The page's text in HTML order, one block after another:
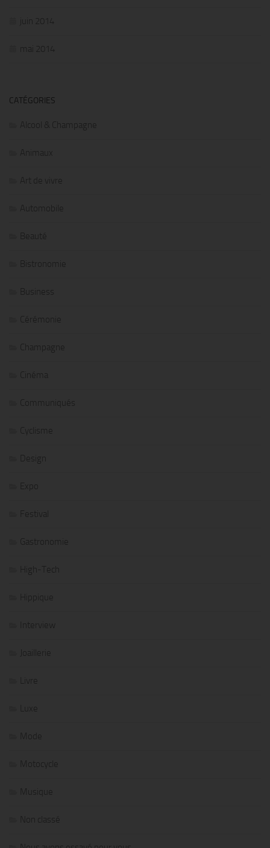
juin 2014
mai 2014
CATÉGORIES
Alcool & Champagne
Animaux
Art de vivre
Automobile
Beauté
Bistronomie
Business
Cérémonie
Champagne
Cinéma
Communiqués
Cyclisme
Design
Expo
Festival
Gastronomie
High-Tech
Hippique
Interview
Joaillerie
Livre
Luxe
Mode
Motocycle
Musique
Non classé